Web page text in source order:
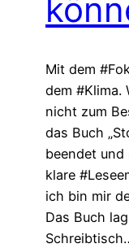
Mit dem
dem #Klima.
nicht zum
das Buch
beendet und
klare
ich bin mir
Das Buch